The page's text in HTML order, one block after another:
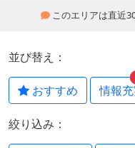
このエリアは直近
並び替え：
おすすめ 情報
絞り込み：